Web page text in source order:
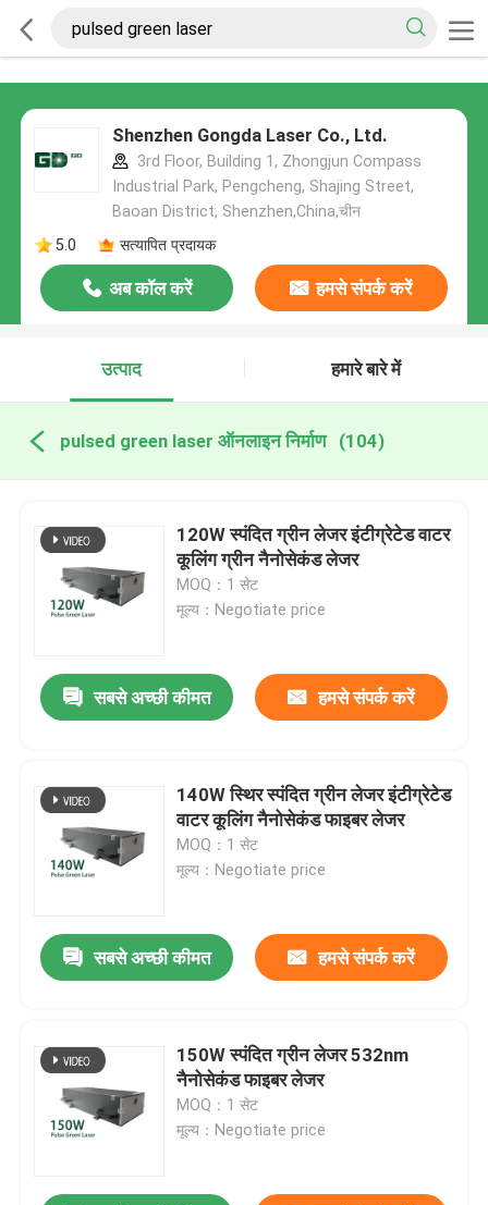
Shenzhen Gongda Laser Co., Ltd.
3rd Floor, Building 1, Zhongjun Compass
Industrial Park, Pengcheng, Shajing Street,
Baoan District, Shenzhen,China,चीन
5.0
सत्यापित प्रदायक
अब कॉल करें हमसे संपर्क करें
उत्पाद हमारे बारे में
pulsed green laser ऑनलाइन निर्माण (104)
120W स्पंदित ग्रीन लेजर इंटीग्रेटेड वाटर
कूलिंग ग्रीन नैनोसेकंड लेजर
MOQ：1 सेट
मूल्य：Negotiate price
सबसे अच्छी कीमत हमसे संपर्क करें
140W स्थिर स्पंदित ग्रीन लेजर इंटीग्रेटेड
वाटर कूलिंग नैनोसेकंड फाइबर लेजर
MOQ：1 सेट
मूल्य：Negotiate price
सबसे अच्छी कीमत हमसे संपर्क करें
150W स्पंदित ग्रीन लेजर 532nm
नैनोसेकंड फाइबर लेजर
MOQ：1 सेट
मूल्य：Negotiate price